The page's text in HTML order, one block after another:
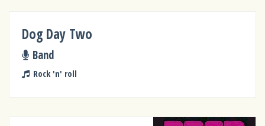
Dog Day Two
Band
Rock 'n' roll